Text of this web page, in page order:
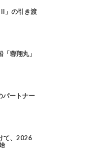
」の引き渡
蓉翔丸」
パートナー
て、2026